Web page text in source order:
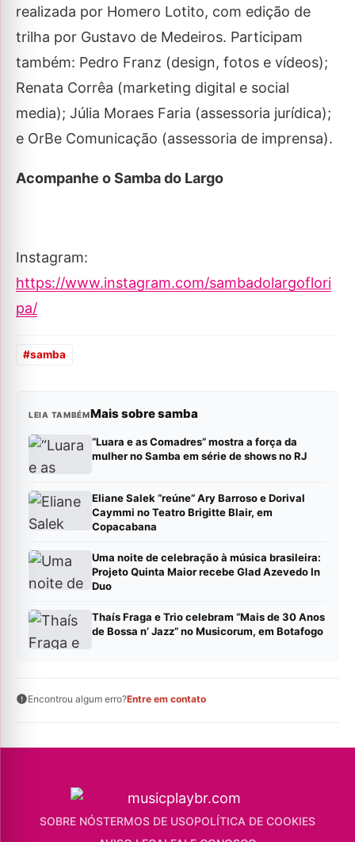
realizada por Homero Lotito, com edição de
trilha por Gustavo de Medeiros. Participam
também: Pedro Franz (design, fotos e vídeos);
Renata Corrêa (marketing digital e social
media); Júlia Moraes Faria (assessoria jurídica);
e OrBe Comunicação (assessoria de imprensa).
Acompanhe o Samba do Largo
Instagram:
https://www.instagram.com/sambadolargoflori
pa/
#samba
LEIA TAMBÉMMais sobre samba
“Luara e as Comadres” mostra a força da
mulher no Samba em série de shows no RJ
Eliane Salek “reúne” Ary Barroso e Dorival
Caymmi no Teatro Brigitte Blair, em
Copacabana
Uma noite de celebração à música brasileira:
Projeto Quinta Maior recebe Glad Azevedo In
Duo
Thaís Fraga e Trio celebram “Mais de 30 Anos
de Bossa n’ Jazz” no Musicorum, em Botafogo
Encontrou algum erro?Entre em contato
SOBRE NÓSTERMOS DE USOPOLÍTICA DE COOKIES